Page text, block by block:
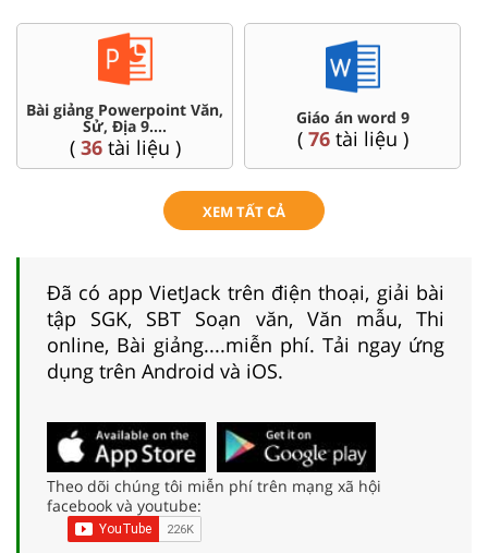
Chuyên đề dạy thêm Toán,
Lí, Hóa ...9
(77tài liệu )
Đề thi HSG 9
( 9tài liệu )
XEM TẤT CẢ
Đã có app VietJack trên điện thoại, giải bài
tập SGK, SBT Soạn văn, Văn mẫu, Thi
online, Bài giảng....miễn phí. Tải ngay ứng
dụng trên Android và iOS.
Theo dõi chúng tôi miễn phí trên mạng xã hội
facebook và youtube: